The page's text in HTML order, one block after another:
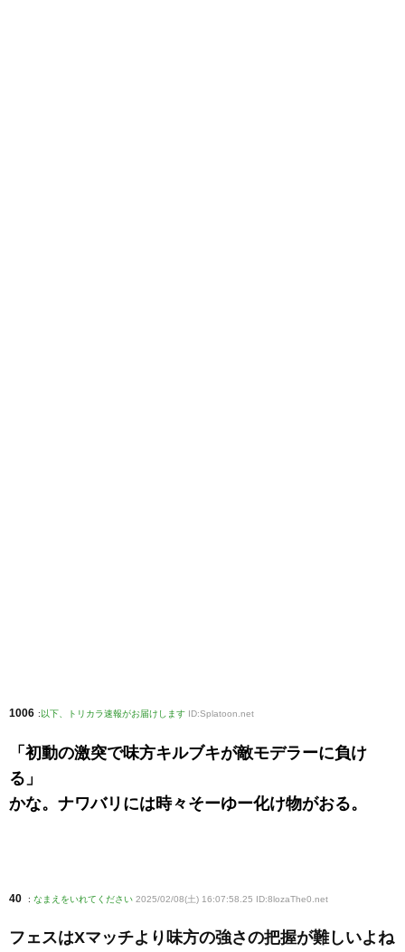
1006 :以下、トリカラ速報がお届けします ID:Splatoon.net
「初動の激突で味方キルブキが敵モデラーに負け
る」
かな。ナワバリには時々そーゆー化け物がおる。
40 : なまえをいれてください 2025/02/08(土) 16:07:58.25 ID:8lozaThe0 .net
フェスはXマッチより味方の強さの把握が難しいよね